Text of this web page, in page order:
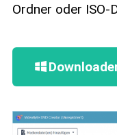
Ordner oder ISO-